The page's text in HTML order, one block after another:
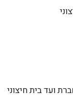
ועד בית חיצוני